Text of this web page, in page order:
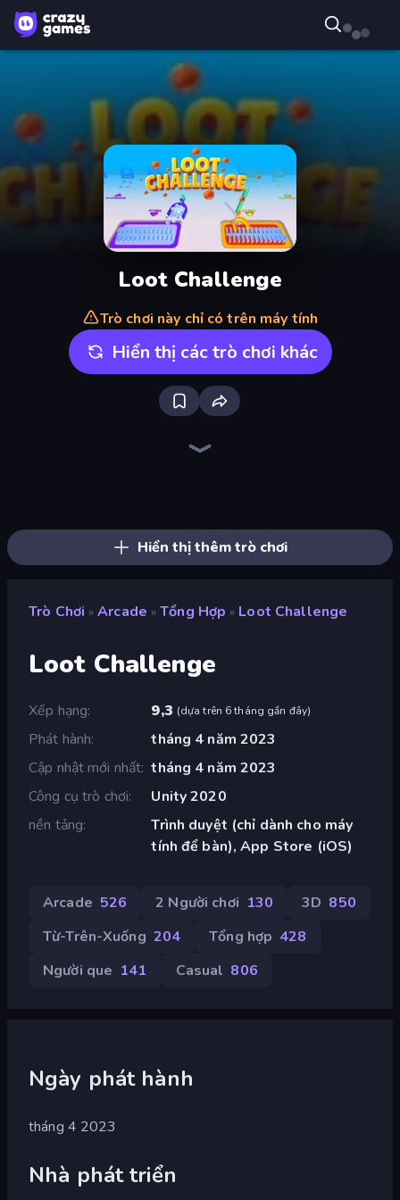
Loot Challenge
Trò chơi này chỉ có trên máy tính
Hiển thị các trò chơi khác
Hiển thị thêm trò chơi
Trò Chơi » Arcade » Tổng Hợp » Loot Challenge
Loot Challenge
Xếp hạng 9,3 (dựa trên 6 tháng gần đây)
Phát hành
tháng 4 năm 2023
Cập nhật mới nhất tháng 4 năm 2023
Công cụ trò chơi
Unity 2020
nền tảng
Trình duyệt (chỉ dành cho máy
tính để bàn), App Store (iOS)
Arcade 526 2 Người chơi 130 3D 850
Từ-Trên-Xuống 204 Tổng hợp 428
Người que 141 Casual 806
Ngày phát hành
tháng 4 2023
Nhà phát triển